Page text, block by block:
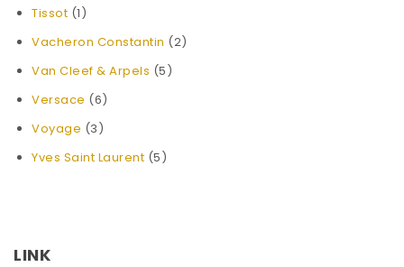
Tissot (1)
Vacheron Constantin (2)
Van Cleef & Arpels (5)
Versace (6)
Voyage (3)
Yves Saint Laurent (5)
LINK